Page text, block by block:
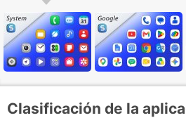
Clasificación de la